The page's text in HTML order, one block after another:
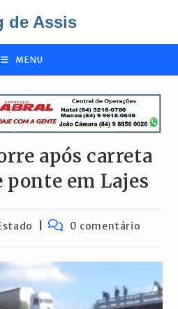
de Assis
MENU
após carreta
ponte em Lajes
Comentários
0 comentário